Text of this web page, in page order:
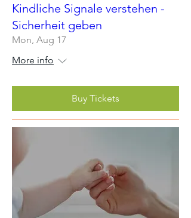
Kindliche Signale verstehen -
Sicherheit geben
Mon, Aug 17
More info
Buy Tickets